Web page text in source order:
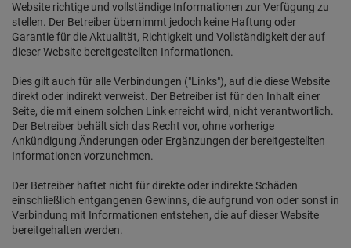
Website richtige und vollständige Informationen zur Verfügung zu
stellen. Der Betreiber übernimmt jedoch keine Haftung oder
Garantie für die Aktualität, Richtigkeit und Vollständigkeit der auf
dieser Website bereitgestellten Informationen.
Dies gilt auch für alle Verbindungen ("Links"), auf die diese Website
direkt oder indirekt verweist. Der Betreiber ist für den Inhalt einer
Seite, die mit einem solchen Link erreicht wird, nicht verantwortlich.
Der Betreiber behält sich das Recht vor, ohne vorherige
Ankündigung Änderungen oder Ergänzungen der bereitgestellten
Informationen vorzunehmen.
Der Betreiber haftet nicht für direkte oder indirekte Schäden
einschließlich entgangenen Gewinns, die aufgrund von oder sonst in
Verbindung mit Informationen entstehen, die auf dieser Website
bereitgehalten werden.